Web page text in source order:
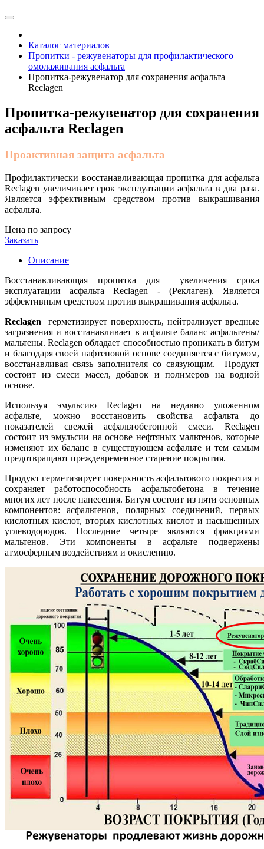
Каталог материалов
Пропитки - режувенаторы для профилактического
омолаживания асфальта
Пропитка-режувенатор для сохранения асфальта
Reclagen
Пропитка-режувенатор для сохранения
асфальта Reclagen
Проактивная защита асфальта
Профилактически восстанавливающая пропитка для асфальта
Reclagen увеличивает срок эксплуатации асфальта в два раза.
Является эффективным средством против выкрашивания
асфальта.
Цена по запросу
Заказать
Описание
Восстанавливающая пропитка для увеличения срока
эксплуатации асфальта Reclagen - (Реклаген). Является
эффективным средством против выкрашивания асфальта.
Reclagen герметизирует поверхность, нейтрализует вредные
загрязнения и восстанавливает в асфальте баланс асфальтены/
мальтены. Reclagen обладает способностью проникать в битум
и благодаря своей нафтеновой основе соединяется с битумом,
восстанавливая связь заполнителя со связующим. Продукт
состоит из смеси масел, добавок и полимеров на водной
основе.
Используя эмульсию Reclagen на недавно уложенном
асфальте, можно восстановить свойства асфальта до
показателей свежей асфальтобетонной смеси. Reclagen
состоит из эмульсии на основе нефтяных мальтенов, которые
изменяют их баланс в существующем асфальте и тем самым
предотвращают преждевременное старение покрытия.
Продукт герметизирует поверхность асфальтового покрытия и
сохраняет работоспособность асфальтобетона в течение
многих лет после нанесения. Битум состоит из пяти основных
компонентов: асфальтенов, полярных соединений, первых
кислотных кислот, вторых кислотных кислот и насыщенных
углеводородов. Последние четыре являются фракциями
мальтенов. Эти компоненты в асфальте подвержены
атмосферным воздействиям и окислению.